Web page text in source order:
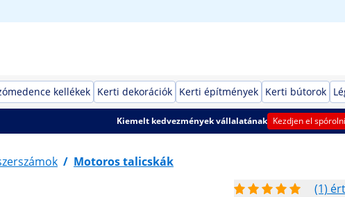
kellékek Kerti dekorációk Kerti építmények Kerti bútorok
Kiemelt kedvezmények vállalatának Kezdjen el spórolni
/ Motoros talicskák
(1)